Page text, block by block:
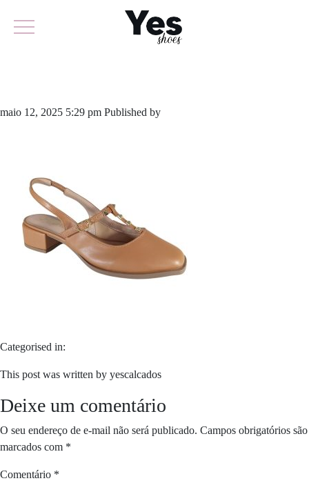
maio 12, 2025 5:29 pm Published by
Categorised in:
This post was written by yescalcados
Deixe um comentário
O seu endereço de e-mail não será publicado. Campos obrigatórios são
marcados com *
Comentário *